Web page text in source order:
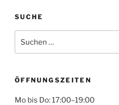
SUCHE
nach:
ÖFFNUNGSZEITEN
Mo bis Do: 17:00–19:00